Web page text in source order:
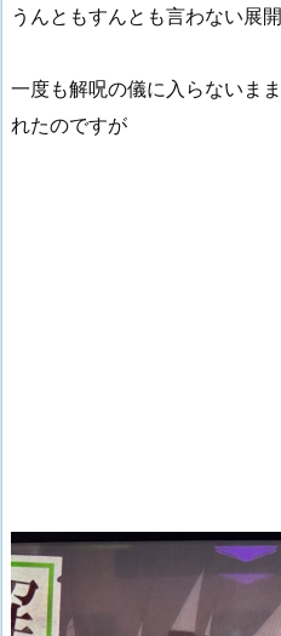
うんともすんとも言わない展開
一度も解呪の儀に入らないま
れたのですが